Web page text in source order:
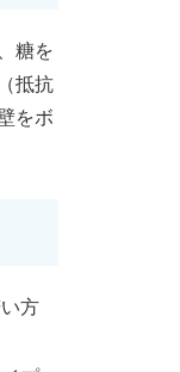
糖を
抵抗
をボ
方